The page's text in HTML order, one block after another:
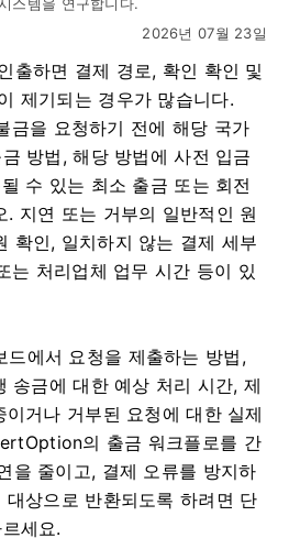
2026년 07월 23일
출하면 결제 경로, 확인 확인 및
제기되는 경우가 많습니다.
을 요청하기 전에 해당 국가
방법, 해당 방법에 사전 입금
수 있는 최소 출금 또는 회전
. 지연 또는 거부의 일반적인 원
확인, 일치하지 않는 결제 세부
는 처리업체 업무 시간 등이 있
드에서 요청을 제출하는 방법,
송금에 대한 예상 처리 시간, 제
거나 거부된 요청에 대한 실제
의 출금 워크플로를 간
을 줄이고, 결제 오류를 방지하
상으로 반환되도록 하려면 단
세요.